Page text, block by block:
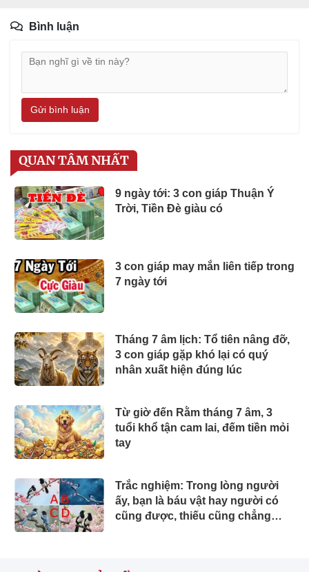
Bình luận
Gửi bình luận
QUAN TÂM NHẤT
9 ngày tới: 3 con giáp Thuận Ý
Trời, Tiền Đè giàu có
3 con giáp may mắn liên tiếp trong
7 ngày tới
Tháng 7 âm lịch: Tổ tiên nâng đỡ,
3 con giáp gặp khó lại có quý
nhân xuất hiện đúng lúc
Từ giờ đến Rằm tháng 7 âm, 3
tuổi khổ tận cam lai, đếm tiền mỏi
tay
Trắc nghiệm: Trong lòng người
ấy, bạn là báu vật hay người có
cũng được, thiếu cũng chẳng